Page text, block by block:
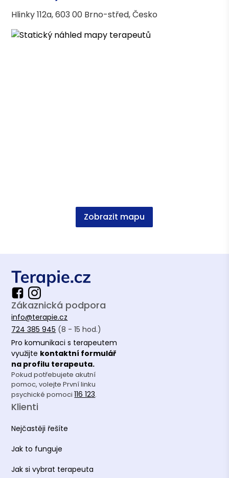
Asociace terapeutů
Česká asociace pro psychoterapii (ČAP) -
Hlinky 112a, 603 00 Brno-střed, Česko
Zobrazit mapu
Zákaznická podpora
info@terapie.cz
724 385 945 (8 - 15 hod.)
Pro komunikaci s terapeutem
využijte kontaktní formulář
na profilu terapeuta.
Pokud potřebujete akutní
pomoc, volejte První linku
psychické pomoci116 123.
Klienti
Nejčastěji řešíte
Jak to funguje
Jak si vybrat terapeuta